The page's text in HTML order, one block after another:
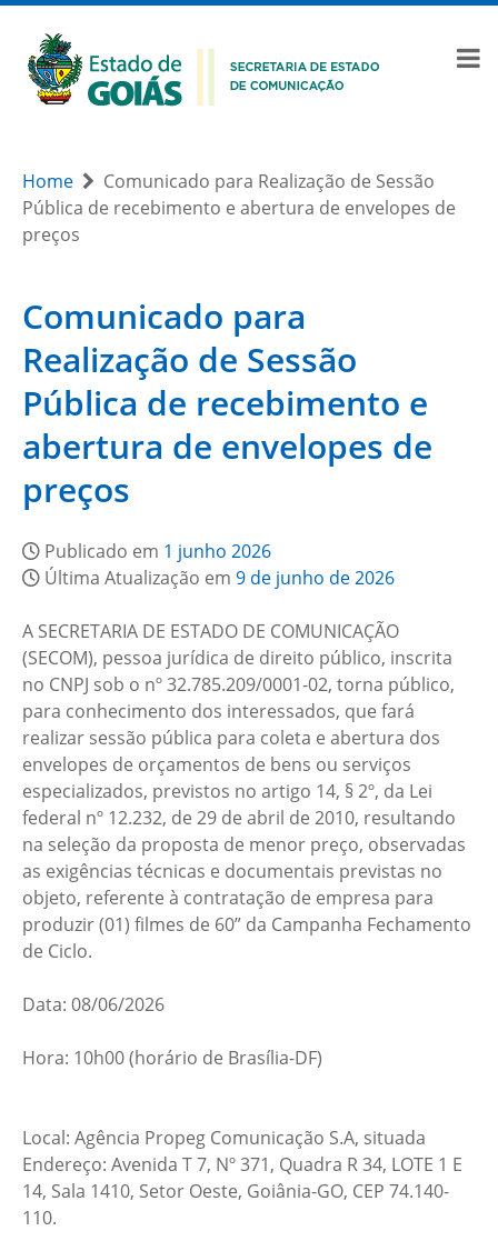
Home
Comunicado para Realização de Sessão
Pública de recebimento e abertura de envelopes de
preços
Comunicado para
Realização de Sessão
Pública de recebimento e
abertura de envelopes de
preços
Publicado em 1 junho 2026
Última Atualização em 9 de junho de 2026
A SECRETARIA DE ESTADO DE COMUNICAÇÃO
(SECOM), pessoa jurídica de direito público, inscrita
no CNPJ sob o nº 32.785.209/0001-02, torna público,
para conhecimento dos interessados, que fará
realizar sessão pública para coleta e abertura dos
envelopes de orçamentos de bens ou serviços
especializados, previstos no artigo 14, § 2º, da Lei
federal nº 12.232, de 29 de abril de 2010, resultando
na seleção da proposta de menor preço, observadas
as exigências técnicas e documentais previstas no
objeto, referente à contratação de empresa para
produzir (01) filmes de 60” da Campanha Fechamento
de Ciclo.
Data: 08/06/2026
Hora: 10h00 (horário de Brasília-DF)
Local: Agência Propeg Comunicação S.A, situada
Endereço: Avenida T 7, Nº 371, Quadra R 34, LOTE 1 E
14, Sala 1410, Setor Oeste, Goiânia-GO, CEP 74.140-
110.